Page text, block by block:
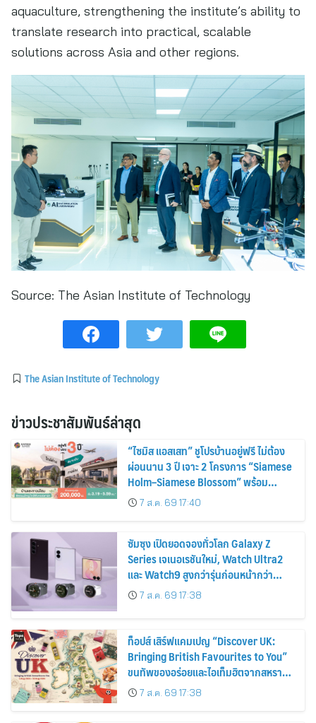
aquaculture, strengthening the institute’s ability to
translate research into practical, scalable
solutions across Asia and other regions.
Source: The Asian Institute of Technology
The Asian Institute of Technology
ข่าวประชาสัมพันธ์ล่าสุด
“ไซมิส แอสเสท” ชูโปรบ้านอยู่ฟรี ไม่ต้อง
ผ่อนนาน 3 ปี เจาะ 2 โครงการ “Siamese
Holm–Siamese Blossom” พร้อม
ส่วนลดและสิทธิพิเศษถึง 31 สิงหาคม
2569
7 ส.ค. 69 17:40
ซัมซุง เปิดยอดจองทั่วโลก Galaxy Z
Series เจเนอเรชันใหม่, Watch Ultra2
และ Watch9 สูงกว่ารุ่นก่อนหน้ากว่า
30%7 ส.ค. 69 17:38
ท็อปส์ เสิร์ฟแคมเปญ “Discover UK:
Bringing British Favourites to You”
ขนทัพของอร่อยและไอเท็มฮิตจากสหราช
อาณาจักร ส่งตรงถึงมือตั้งแต่วันนี้ – 18
สิงหาคมนี้
7 ส.ค. 69 17:38